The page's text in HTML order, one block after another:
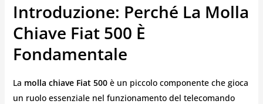
Introduzione: Perché La Molla
Chiave Fiat 500 È
Fondamentale
La molla chiave Fiat 500è un piccolo componente che gioca
un ruolo essenziale nel funzionamento del telecomando